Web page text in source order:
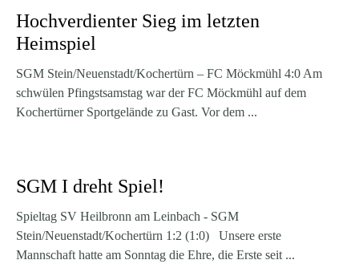
Hochverdienter Sieg im letzten
Heimspiel
SGM Stein/Neuenstadt/Kochertürn – FC Möckmühl 4:0 Am
schwülen Pfingstsamstag war der FC Möckmühl auf dem
Kochertürner Sportgelände zu Gast. Vor dem ...
SGM I dreht Spiel!
Spieltag SV Heilbronn am Leinbach - SGM
Stein/Neuenstadt/Kochertürn 1:2 (1:0) Unsere erste
Mannschaft hatte am Sonntag die Ehre, die Erste seit ...